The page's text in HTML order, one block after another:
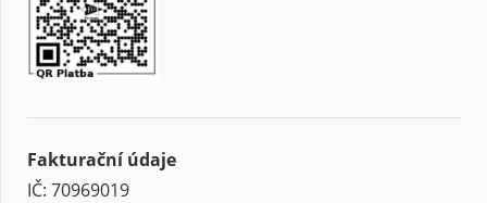
Fakturační údaje
IČ: 70969019